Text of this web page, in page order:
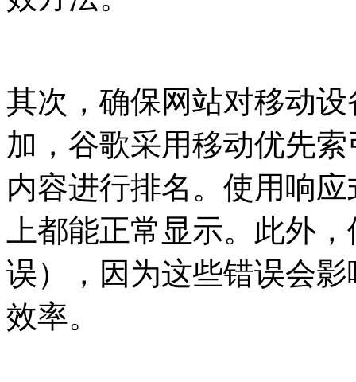
其次，确保网站对移动
加，谷歌采用移动优先
内容进行排名。使用响
上都能正常显示。此外
误），因为这些错误会
效率。